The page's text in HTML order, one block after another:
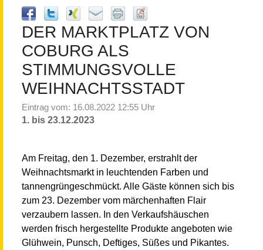
DER MARKTPLATZ VON
COBURG ALS
STIMMUNGSVOLLE
WEIHNACHTSSTADT
Eintrag vom: 16.08.2022 12:55 Uhr
1. bis 23.12.2023
Am Freitag, den 1. Dezember, erstrahlt der
Weihnachtsmarkt in leuchtenden Farben und
tannengrüngeschmückt. Alle Gäste können sich bis
zum 23. Dezember vom märchenhaften Flair
verzaubern lassen. In den Verkaufshäuschen
werden frisch hergestellte Produkte angeboten wie
Glühwein, Punsch, Deftiges, Süßes und Pikantes.